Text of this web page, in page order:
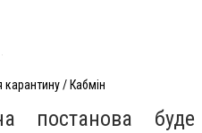
/ Кабмін
постанова буде